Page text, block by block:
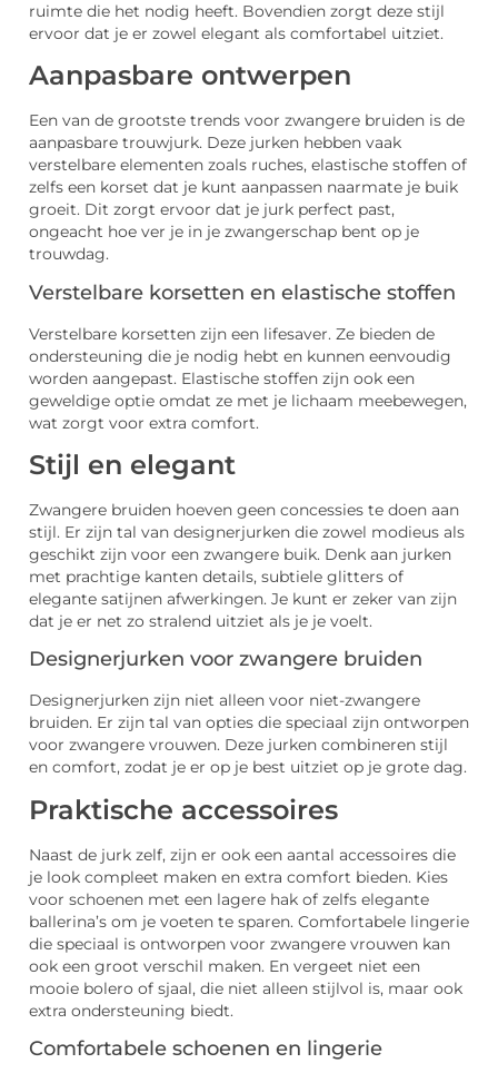
ruimte die het nodig heeft. Bovendien zorgt deze stijl
ervoor dat je er zowel elegant als comfortabel uitziet.
Aanpasbare ontwerpen
Een van de grootste trends voor zwangere bruiden is de
aanpasbare trouwjurk. Deze jurken hebben vaak
verstelbare elementen zoals ruches, elastische stoffen of
zelfs een korset dat je kunt aanpassen naarmate je buik
groeit. Dit zorgt ervoor dat je jurk perfect past,
ongeacht hoe ver je in je zwangerschap bent op je
trouwdag.
Verstelbare korsetten en elastische stoffen
Verstelbare korsetten zijn een lifesaver. Ze bieden de
ondersteuning die je nodig hebt en kunnen eenvoudig
worden aangepast. Elastische stoffen zijn ook een
geweldige optie omdat ze met je lichaam meebewegen,
wat zorgt voor extra comfort.
Stijl en elegant
Zwangere bruiden hoeven geen concessies te doen aan
stijl. Er zijn tal van designerjurken die zowel modieus als
geschikt zijn voor een zwangere buik. Denk aan jurken
met prachtige kanten details, subtiele glitters of
elegante satijnen afwerkingen. Je kunt er zeker van zijn
dat je er net zo stralend uitziet als je je voelt.
Designerjurken voor zwangere bruiden
Designerjurken zijn niet alleen voor niet-zwangere
bruiden. Er zijn tal van opties die speciaal zijn ontworpen
voor zwangere vrouwen. Deze jurken combineren stijl
en comfort, zodat je er op je best uitziet op je grote dag.
Praktische accessoires
Naast de jurk zelf, zijn er ook een aantal accessoires die
je look compleet maken en extra comfort bieden. Kies
voor schoenen met een lagere hak of zelfs elegante
ballerina’s om je voeten te sparen. Comfortabele lingerie
die speciaal is ontworpen voor zwangere vrouwen kan
ook een groot verschil maken. En vergeet niet een
mooie bolero of sjaal, die niet alleen stijlvol is, maar ook
extra ondersteuning biedt.
Comfortabele schoenen en lingerie